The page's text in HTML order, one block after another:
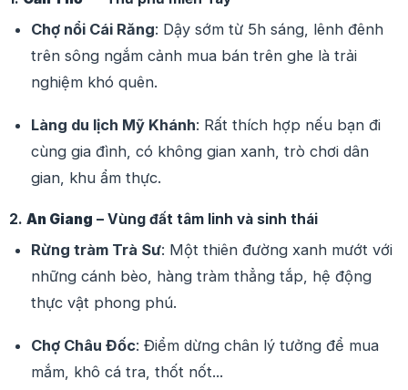
Chợ nổi Cái Răng: Dậy sớm từ 5h sáng, lênh đênh
trên sông ngắm cảnh mua bán trên ghe là trải
nghiệm khó quên.
Làng du lịch Mỹ Khánh: Rất thích hợp nếu bạn đi
cùng gia đình, có không gian xanh, trò chơi dân
gian, khu ẩm thực.
2. An Giang – Vùng đất tâm linh và sinh thái
Rừng tràm Trà Sư: Một thiên đường xanh mướt với
những cánh bèo, hàng tràm thẳng tắp, hệ động
thực vật phong phú.
Chợ Châu Đốc: Điểm dừng chân lý tưởng để mua
mắm, khô cá tra, thốt nốt...